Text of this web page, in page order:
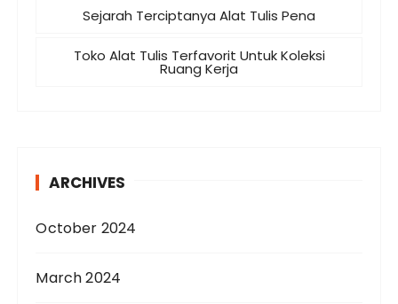
Sejarah Terciptanya Alat Tulis Pena
Toko Alat Tulis Terfavorit Untuk Koleksi
Ruang Kerja
ARCHIVES
October 2024
March 2024